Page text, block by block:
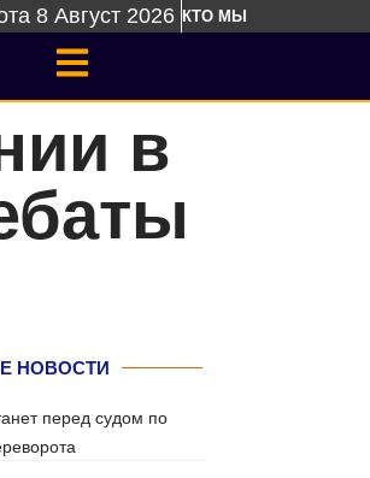
8 Август 2026 КТО МЫ
в
НОВОСТИ
перед судом по